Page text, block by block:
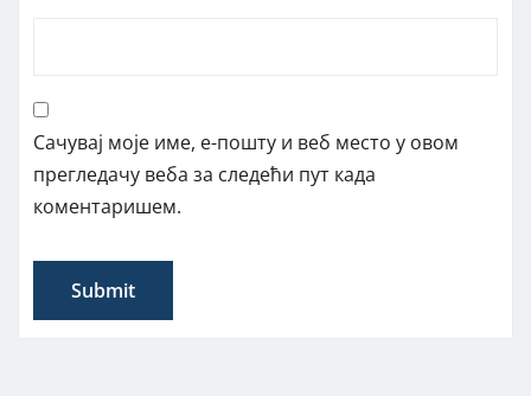
Сачувај моје име, е-пошту и веб место у овом
прегледачу веба за следећи пут када
коментаришем.